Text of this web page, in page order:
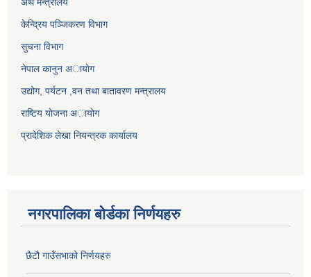
अर्थ मन्त्रालय
केन्द्रिय पञ्जिकरण विभाग
सुचना विभाग
नेपाल कानुन अायाेग
उद्योग, पर्यटन ,वन तथा बातावरण मन्त्रालय
राष्टिय याेजना अायोग
प्रादेशिक लेखा नियन्त्रक कार्यालय
नगरपालिका बोर्डका निर्णयहरु
छैटौ गाउँसभाको निर्णयहरु